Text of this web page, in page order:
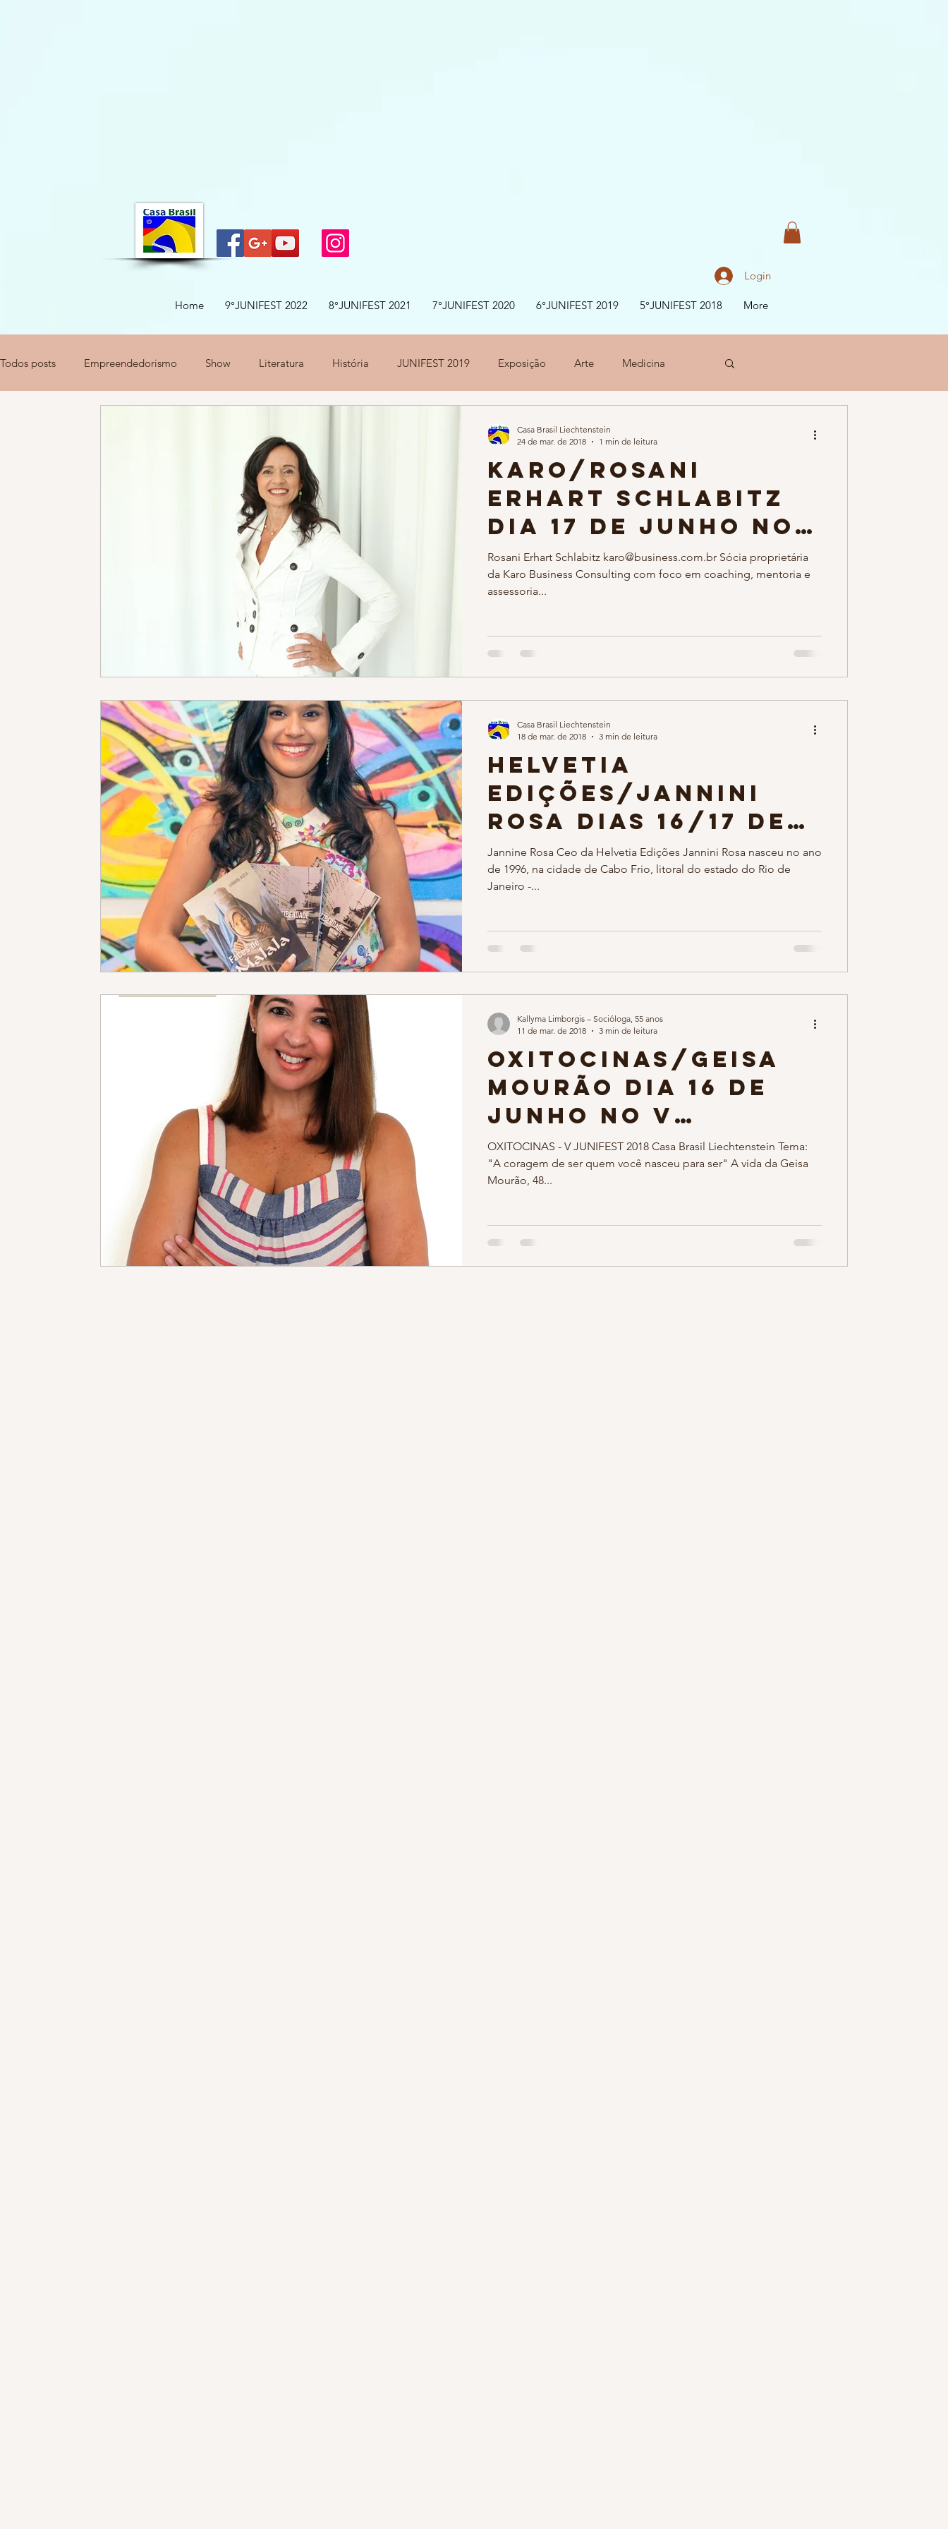
Home 9°JUNIFEST 2022 8°JUNIFEST 2021 7°JUNIFEST 2020 6°JUNIFEST 2019 5°JUNIFEST 2018 More
Login
Todos posts Empreendedorismo Show Literatura História JUNIFEST 2019 Exposição Arte Medicina
KARO/Rosani
Erhart Schlabitz
dia 17 de Junho no
V JUNIFEST 2018 da
Casa Brasil
Rosani Erhart Schlabitz karo@business.com.br Sócia proprietária
da Karo Business Consulting com foco em coaching, mentoria e
assessoria...
Casa Brasil Liechtenstein
24 de mar. de 2018
1 min de leitura
Helvetia
Edições/Jannini
Rosa dias 16/17 de
Junho no V
JUNIFEST 2018 da
Liechtenstein
Jannine Rosa Ceo da Helvetia Edições Jannini Rosa nasceu no ano
de 1996, na cidade de Cabo Frio, litoral do estado do Rio de
Janeiro -...
Casa Brasil Liechtenstein
18 de mar. de 2018
3 min de leitura
OXITOCINAS/Geisa
Mourão dia 16 de
Junho no V
JUNIFEST 2018 da
Casa Brasil
OXITOCINAS - V JUNIFEST 2018 Casa Brasil Liechtenstein Tema:
"A coragem de ser quem você nasceu para ser" A vida da Geisa
Mourão, 48...
Kallyma Limborgis – Socióloga, 55 anos
11 de mar. de 2018
3 min de leitura